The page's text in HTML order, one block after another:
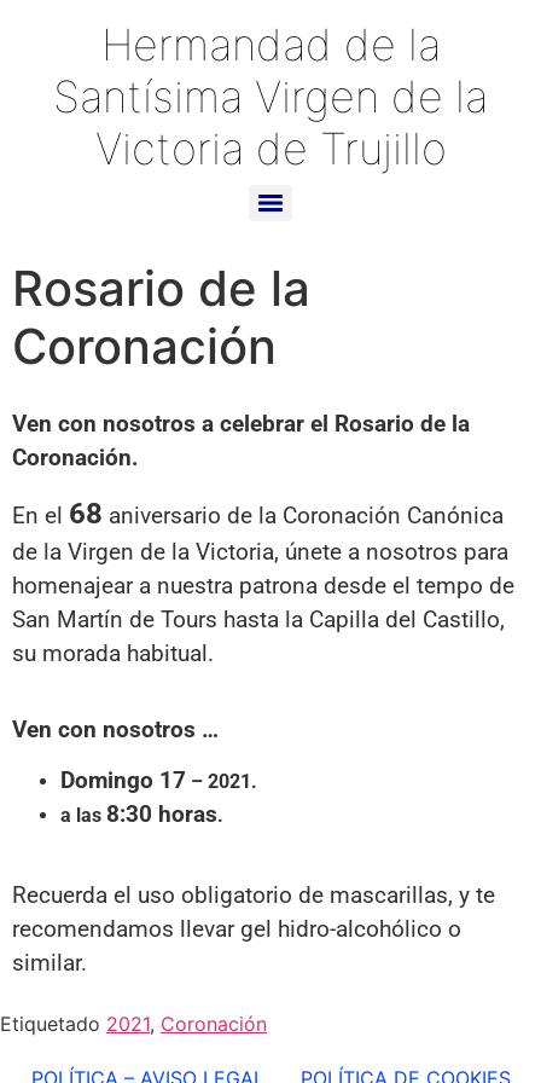
Hermandad de la
Santísima Virgen de la
Victoria de Trujillo
Rosario de la
Coronación
Ven con nosotros a celebrar el Rosario de la
Coronación.
En el 68 aniversario de la Coronación Canónica
de la Virgen de la Victoria, únete a nosotros para
homenajear a nuestra patrona desde el tempo de
San Martín de Tours hasta la Capilla del Castillo,
su morada habitual.
Ven con nosotros …
Domingo 17 – 2021.
a las 8:30 horas.
Recuerda el uso obligatorio de mascarillas, y te
recomendamos llevar gel hidro-alcohólico o
similar.
Etiquetado 2021, Coronación
POLÍTICA – AVISO LEGAL POLÍTICA DE COOKIES